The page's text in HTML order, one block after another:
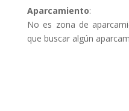
Aparcamiento:
No es zona de
que buscar algún